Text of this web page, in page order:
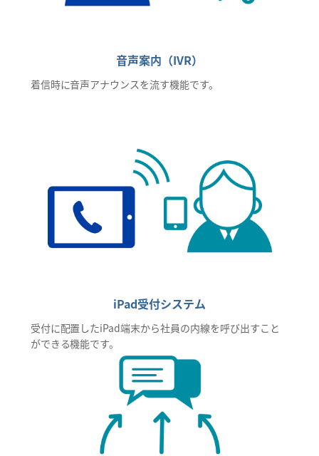
音声案内（IVR）
着信時に音声アナウンスを流す機能です。
iPad受付システム
受付に配置したiPad端末から社員の内線を呼び出すこと
ができる機能です。